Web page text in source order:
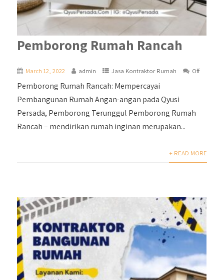
Pemborong Rumah Rancah
March 12, 2022 admin Jasa Kontraktor Rumah Off
Pemborong Rumah Rancah: Mempercayai
Pembangunan Rumah Angan-angan pada Qyusi
Persada, Pemborong Terunggul Pemborong Rumah
Rancah – mendirikan rumah inginan merupakan...
+ READ MORE